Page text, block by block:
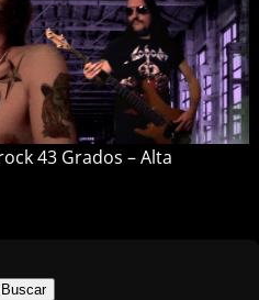
43 Grados – Alta
Buscar